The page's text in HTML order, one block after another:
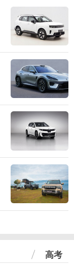
高考